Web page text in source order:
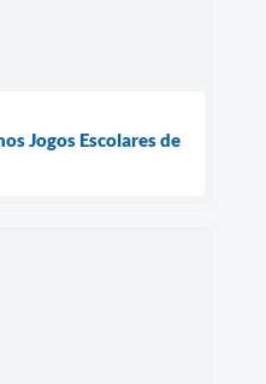
Jogos Escolares de